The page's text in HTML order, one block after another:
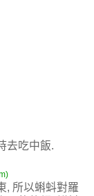
去吃中飯.
, 所以蝌蚪對羅